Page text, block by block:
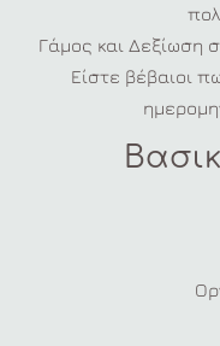
Γάμος και Δεξίωση
Είστε βέβαιοι